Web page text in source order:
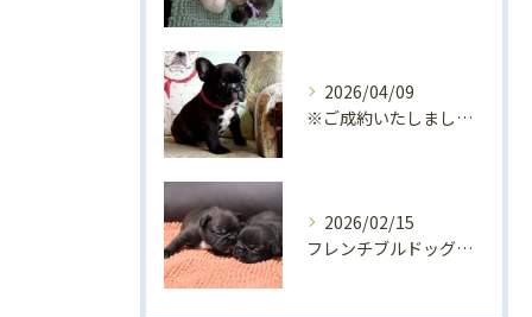
2026/04/09
※ご成約いたしました！！フレンチブルドッグ子犬：ローズリボン👧（ブリンドル女の子：2026/2/20生）
2026/02/15
フレンチブルドッグ出産情報🍼（2026年２月）